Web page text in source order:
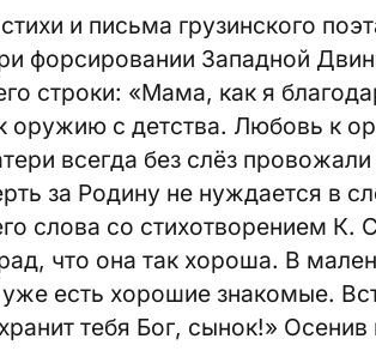
и письма грузинского
форсировании Западной
строки: «Мама, как я
оружию с детства. Любовь к
всегда без слёз
за Родину не нуждается в
слова со стихотворением К.
что она так хороша. В
есть хорошие знакомые.
тебя Бог, сынок!» Осенив